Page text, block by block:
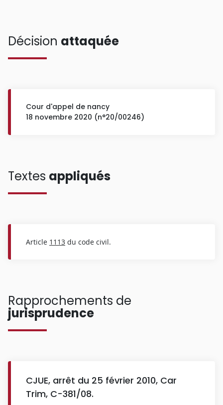
Décision attaquée
Cour d'appel de nancy
18 novembre 2020 (n°20/00246)
Textes appliqués
Article 1113 du code civil.
Rapprochements de
jurisprudence
CJUE, arrêt du 25 février 2010, Car
Trim, C-381/08.